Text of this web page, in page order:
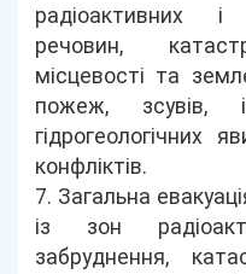
радіоактивних і
речовин,
місцевості та
пожеж, зсувів,
гідрогеологічних
конфліктів.
7. Загальна
із зон
забруднення,